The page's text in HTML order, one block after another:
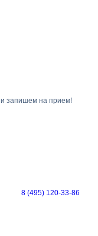
запишем на прием!
8 (495) 120-33-86